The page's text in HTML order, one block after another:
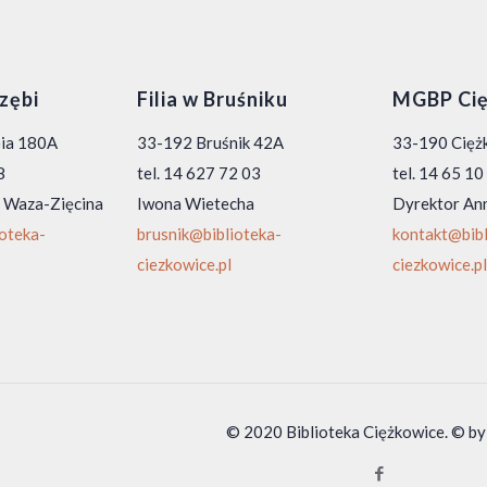
180A
Zięcina
Filia w Bruśniku
33-192 Bruśnik 42A
tel. 14 627 72 03
Iwona Wietecha
brusnik@biblioteka-
ciezkowice.pl
MGBP
33-190
tel. 14 65
Dyrektor
ciezkowice.pl
© 2020 Biblioteka Ciężkowice. ©